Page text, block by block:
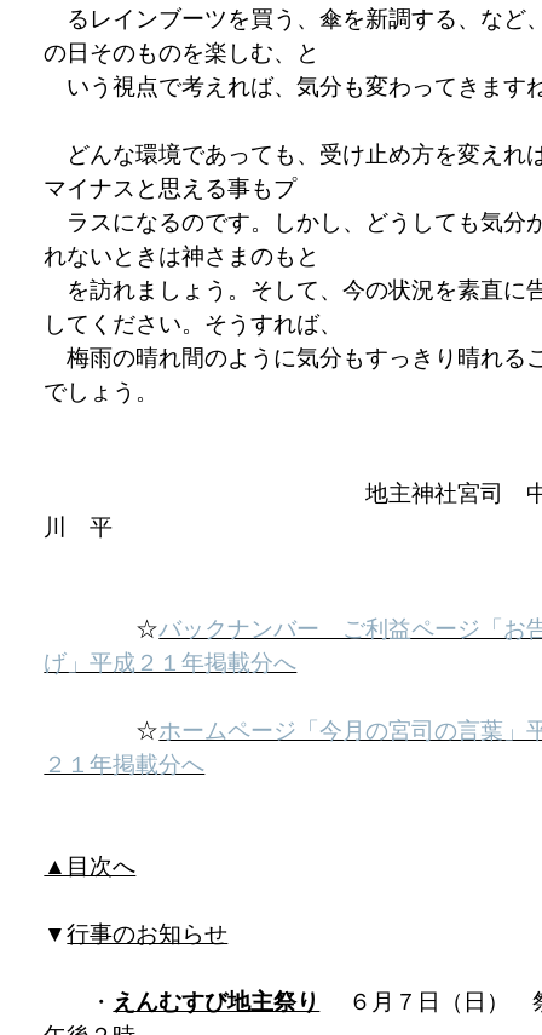
るレインブーツを買う、傘を新調する、など
の日そのものを楽しむ、と
いう視点で考えれば、気分も変わってきます
どんな環境であっても、受け止め方を変えれ
マイナスと思える事もプ
ラスになるのです。しかし、どうしても気分
れないときは神さまのもと
を訪れましょう。そして、今の状況を素直に
してください。そうすれば、
梅雨の晴れ間のように気分もすっきり晴れる
でしょう。
地主神社宮司
川 平
☆バックナンバー ご利益ページ「お
げ」平成２１年掲載分へ
☆ホームページ「今月の宮司の言葉」
２１年掲載分へ
▲目次へ
▼行事のお知らせ
・ えんむすび地主祭り
６月７日（日）